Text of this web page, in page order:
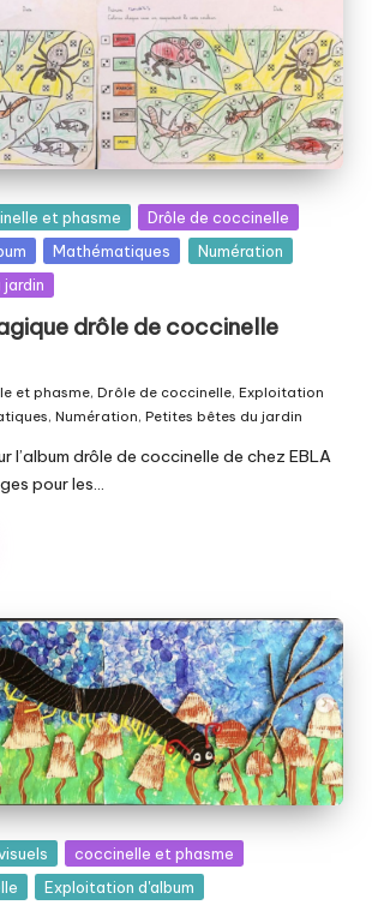
et phasme
Drôle de coccinelle
Mathématiques
Numération
drôle de coccinelle
et phasme,Drôle de coccinelle,Exploitation
,Numération,Petites bêtes du jardin
l’album drôle de coccinelle de chez EBLA
pour les…
coccinelle et phasme
Exploitation d'album